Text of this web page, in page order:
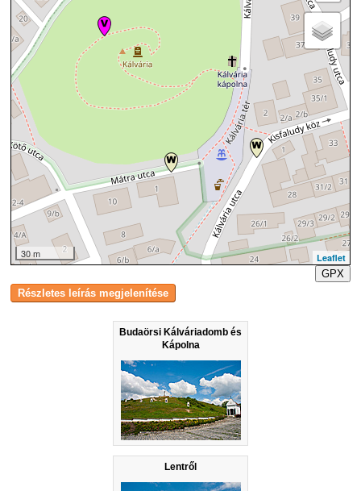
Budaörsi Kálváriadomb és
Kápolna
Lentről
30 m
Leaflet
GPX